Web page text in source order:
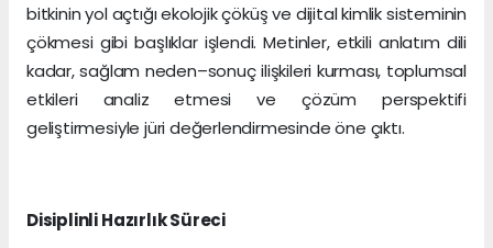
bitkinin yol açtığı ekolojik çöküş ve dijital kimlik sisteminin
çökmesi gibi başlıklar işlendi. Metinler, etkili anlatım dili
kadar, sağlam neden–sonuç ilişkileri kurması, toplumsal
etkileri analiz etmesi ve çözüm perspektifi
geliştirmesiyle jüri değerlendirmesinde öne çıktı.
Disiplinli Hazırlık Süreci